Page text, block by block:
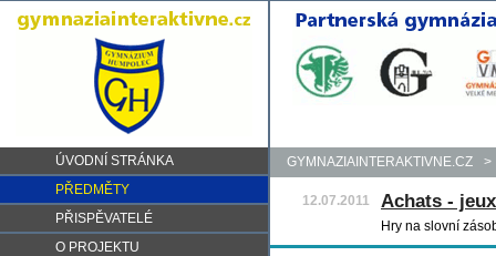
ÚVODNÍ STRÁNKA
PŘEDMĚTY
PŘISPĚVATELÉ
O PROJEKTU
GYMNAZIAINTERAKTIVNE.CZ >
12.07.2011 Achats - jeux
Hry na slovní